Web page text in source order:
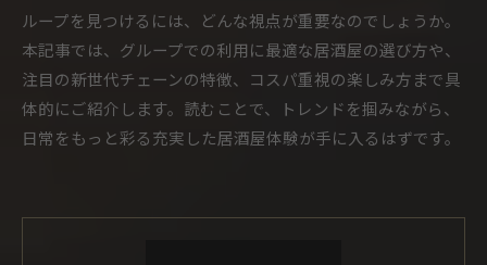
ループを見つけるには、どんな視点が重要なのでしょうか。
本記事では、グループでの利用に最適な居酒屋の選び方や、
注目の新世代チェーンの特徴、コスパ重視の楽しみ方まで具
体的にご紹介します。読むことで、トレンドを掴みながら、
日常をもっと彩る充実した居酒屋体験が手に入るはずです。